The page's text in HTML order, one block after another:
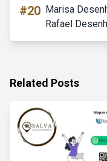
#20 Marisa
Rafael
Related Posts